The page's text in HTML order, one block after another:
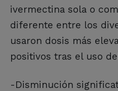
ivermectina sola o
diferente entre los
usaron dosis más
positivos tras el uso
-Disminución